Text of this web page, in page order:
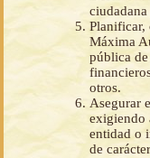
Planificar,
Máxima
pública
otros.
Asegurar
exigiendo
entidad o
de